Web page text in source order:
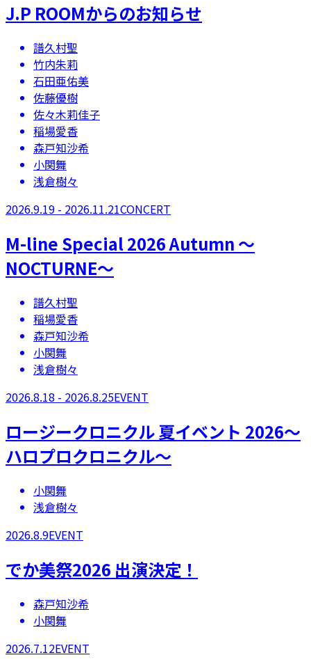
J.P ROOMからのお知らせ
譜久村聖
竹内朱莉
石田亜佑美
佐藤優樹
佐々木莉佳子
稲場愛香
森戸知沙希
小関舞
浅倉樹々
2026.9.19 - 2026.11.21CONCERT
M-line Special 2026 Autumn 〜
NOCTURNE〜
譜久村聖
稲場愛香
森戸知沙希
小関舞
浅倉樹々
2026.8.18 - 2026.8.25EVENT
ロージークロニクル 夏イベント 2026～
ハロプロクロニクル～
小関舞
浅倉樹々
2026.8.9EVENT
でか美祭2026 出演決定！
森戸知沙希
小関舞
2026.7.12EVENT